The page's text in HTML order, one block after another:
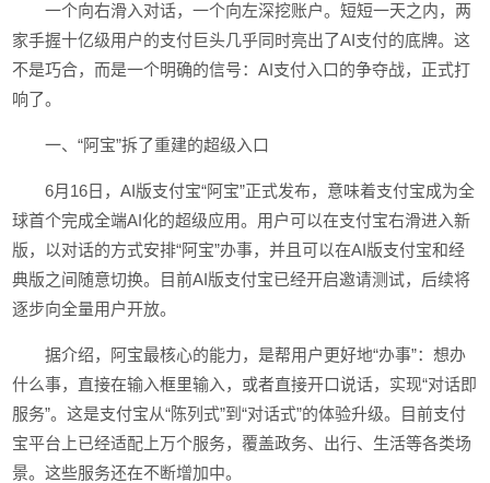
一个向右滑入对话，一个向左深挖账户。短短一天之内，两
家手握十亿级用户的支付巨头几乎同时亮出了AI支付的底牌。这
不是巧合，而是一个明确的信号：AI支付入口的争夺战，正式打
响了。
一、“阿宝”拆了重建的超级入口
6月16日，AI版支付宝“阿宝”正式发布，意味着支付宝成为全
球首个完成全端AI化的超级应用。用户可以在支付宝右滑进入新
版，以对话的方式安排“阿宝”办事，并且可以在AI版支付宝和经
典版之间随意切换。目前AI版支付宝已经开启邀请测试，后续将
逐步向全量用户开放。
据介绍，阿宝最核心的能力，是帮用户更好地“办事”：想办
什么事，直接在输入框里输入，或者直接开口说话，实现“对话即
服务”。这是支付宝从“陈列式”到“对话式”的体验升级。目前支付
宝平台上已经适配上万个服务，覆盖政务、出行、生活等各类场
景。这些服务还在不断增加中。